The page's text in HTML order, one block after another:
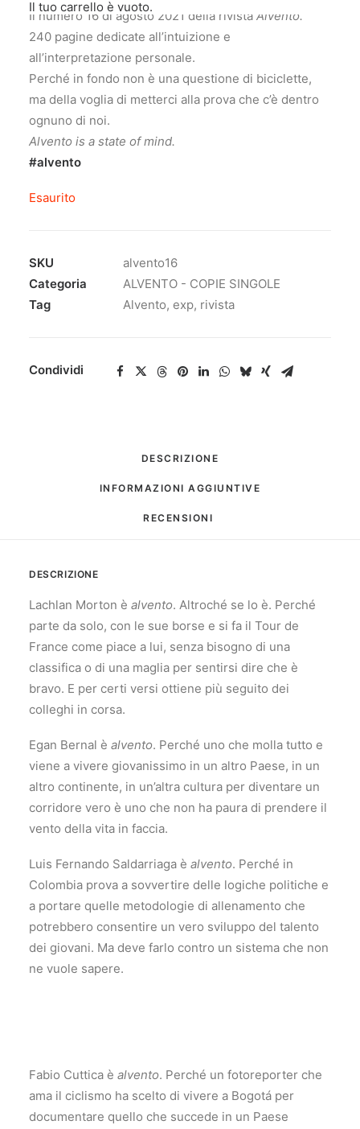
Il tuo carrello è vuoto.
Il numero 16 di agosto 2021 della rivista Alvento.
240 pagine dedicate all’intuizione e
all’interpretazione personale.
Perché in fondo non è una questione di biciclette,
ma della voglia di metterci alla prova che c’è dentro
ognuno di noi.
Alvento is a state of mind.
#alvento
Esaurito
SKU
alvento16
Categoria
ALVENTO - COPIE SINGOLE
Tag
Alvento, exp, rivista
Condividi
DESCRIZIONE
INFORMAZIONI AGGIUNTIVE
RECENSIONI
DESCRIZIONE
Lachlan Morton è alvento. Altroché se lo è. Perché
parte da solo, con le sue borse e si fa il Tour de
France come piace a lui, senza bisogno di una
classifica o di una maglia per sentirsi dire che è
bravo. E per certi versi ottiene più seguito dei
colleghi in corsa.
Egan Bernal è alvento. Perché uno che molla tutto e
viene a vivere giovanissimo in un altro Paese, in un
altro continente, in un’altra cultura per diventare un
corridore vero è uno che non ha paura di prendere il
vento della vita in faccia.
Luis Fernando Saldarriaga è alvento. Perché in
Colombia prova a sovvertire delle logiche politiche e
a portare quelle metodologie di allenamento che
potrebbero consentire un vero sviluppo del talento
dei giovani. Ma deve farlo contro un sistema che non
ne vuole sapere.
Fabio Cuttica è alvento. Perché un fotoreporter che
ama il ciclismo ha scelto di vivere a Bogotá per
documentare quello che succede in un Paese